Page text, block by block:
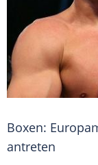
Boxen:
antreten